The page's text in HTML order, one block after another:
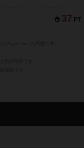
37 PT